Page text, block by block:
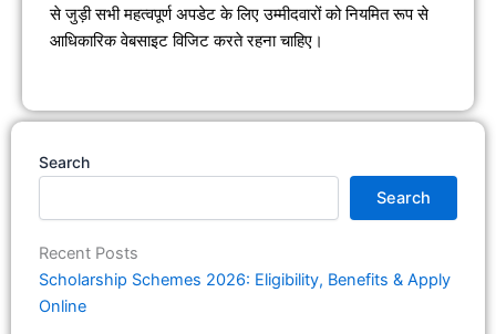
से जुड़ी सभी महत्वपूर्ण अपडेट के लिए उम्मीदवारों को नियमित रूप से
आधिकारिक वेबसाइट विजिट करते रहना चाहिए।
Search
Search
Recent Posts
Scholarship Schemes 2026: Eligibility, Benefits & Apply
Online